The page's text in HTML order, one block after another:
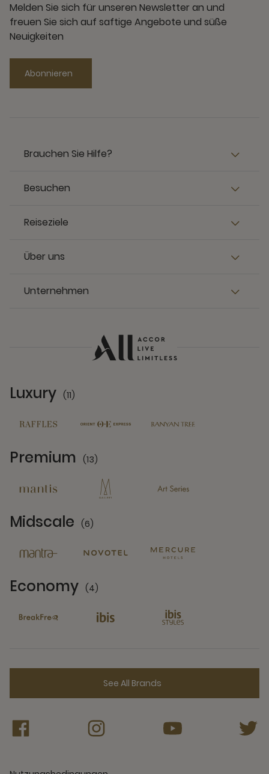
Melden Sie sich für unseren Newsletter an und
freuen Sie sich auf saftige Angebote und süße
Neuigkeiten
Abonnieren
Brauchen Sie Hilfe?
Besuchen
Reiseziele
Über uns
Unternehmen
Luxury (11)
Premium (13)
Midscale (6)
Economy (4)
See All Brands